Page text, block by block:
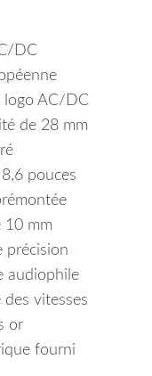
DC
logo AC/DC
de 28 mm
pouces
10 mm
précision
audiophile
vitesses
or
fourni